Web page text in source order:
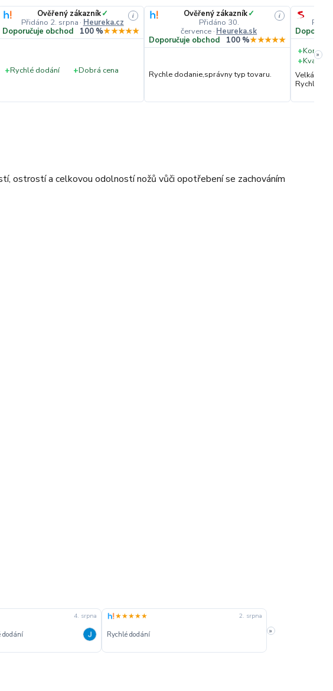
Ověřený zákazník✓
Přidáno 2. srpna · Heureka.cz
i
Doporučuje obchod 100 %★★★★★
+Rychlé dodání +Dobrá cena
Ověřený zákazník✓
Přidáno 30.
července · Heureka.sk
i
Doporučuje obchod 100 %★★★★★
Rychle dodanie,správny typ tovaru.
+
+Kvalita
Velká
Rychlé
»
ostrostí a celkovou odolností nožů vůči opotřebení se zachováním
4. srpna
dodání
★★★★★ 2. srpna
Rychlé dodání
Rychle
»